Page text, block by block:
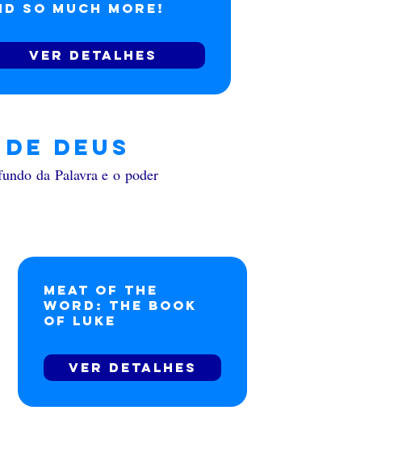
so much more!
Ver detalhes
Deus
da Palavra e o poder
Meat of the
Word: The Book
of Luke
Ver detalhes